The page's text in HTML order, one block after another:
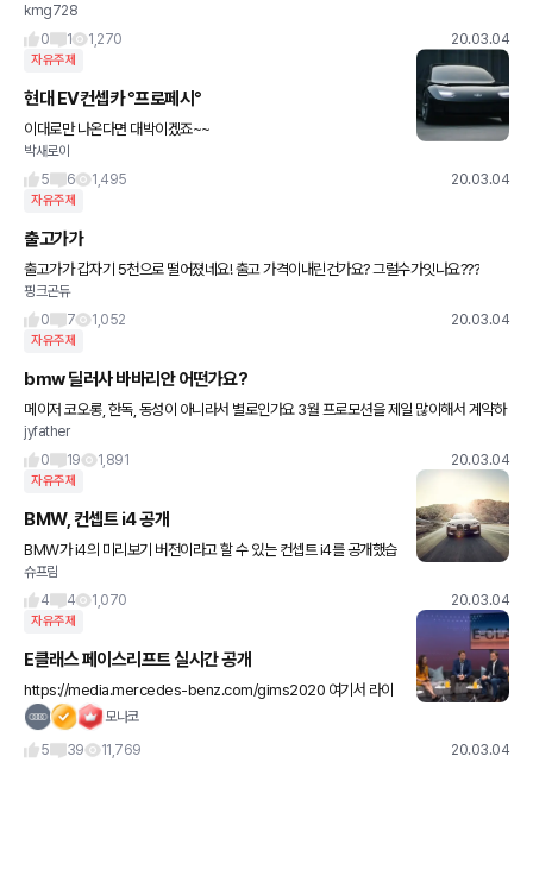
kmg728
0
1 1,270 20.03.04
자유주제
현대 EV컨셉카 °프로페시°
이대로만 나온다면 대박이겠죠~~
박새로이
5
6 1,495 20.03.04
자유주제
출고가가
출고가가 갑자기 5천으로 떨어졌네요! 출고 가격이내린건가요? 그럴수가잇나요???
핑크곤듀
0
7 1,052 20.03.04
자유주제
bmw 딜러사 바바리안 어떤가요?
메이저 코오롱, 한독, 동성이 아니라서 별로인가요 3월 프로모션을 제일 많이해서 계약하
려고하거든요~~ 마이너딜러사 단점이 있나요??
jyfather
0
19 1,891 20.03.04
자유주제
BMW, 컨셉트 i4 공개
BMW가 i4의 미리보기 버전이라고 할 수 있는 컨셉트 i4를 공개했습
니다. 기본적으로 컨셉트 4를 기반으로 나온 컨셉트카인데, 이번에도
슈프림
4
4 1,070 20.03.04
자유주제
E클래스 페이스리프트 실시간 공개
https://media.mercedes-benz.com/gims2020 여기서 라이
브로 보여줬는데 막 끝났습니다. 저도 뒤늦게야 봤네요.
모나코
5
39 11,769 20.03.04